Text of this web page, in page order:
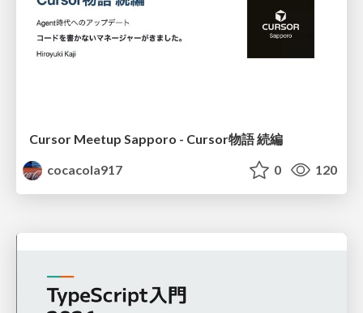
Cursor Meetup Sapporo - Cursor物語 続編
cocacola917
0 120